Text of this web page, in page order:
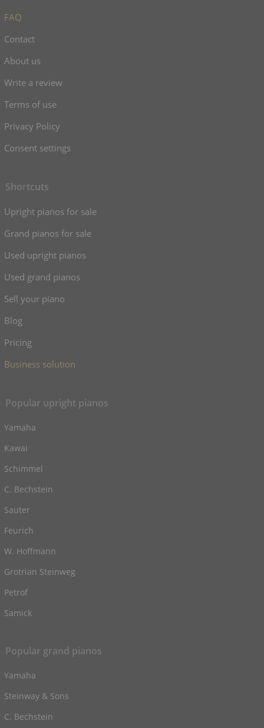
FAQ
Contact
About us
Write a review
Terms of use
Privacy Policy
Consent settings
Shortcuts
Upright pianos for sale
Grand pianos for sale
Used upright pianos
Used grand pianos
Sell your piano
Blog
Pricing
Business solution
Popular upright pianos
Yamaha
Kawai
Schimmel
C. Bechstein
Sauter
Feurich
W. Hoffmann
Grotrian Steinweg
Petrof
Samick
Popular grand pianos
Yamaha
Steinway & Sons
C. Bechstein